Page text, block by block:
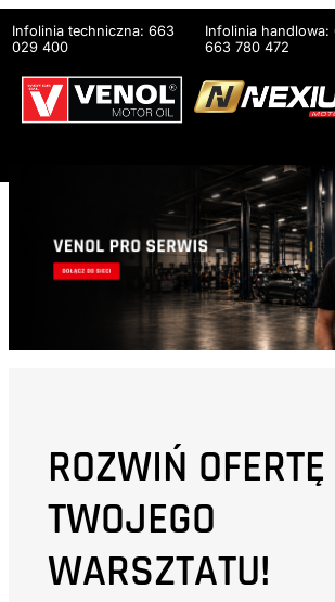
do
treści
Infolinia techniczna: 663
029 400
Infolinia
663 780 472
ROZWIŃ OFERTĘ
TWOJEGO
WARSZTATU!